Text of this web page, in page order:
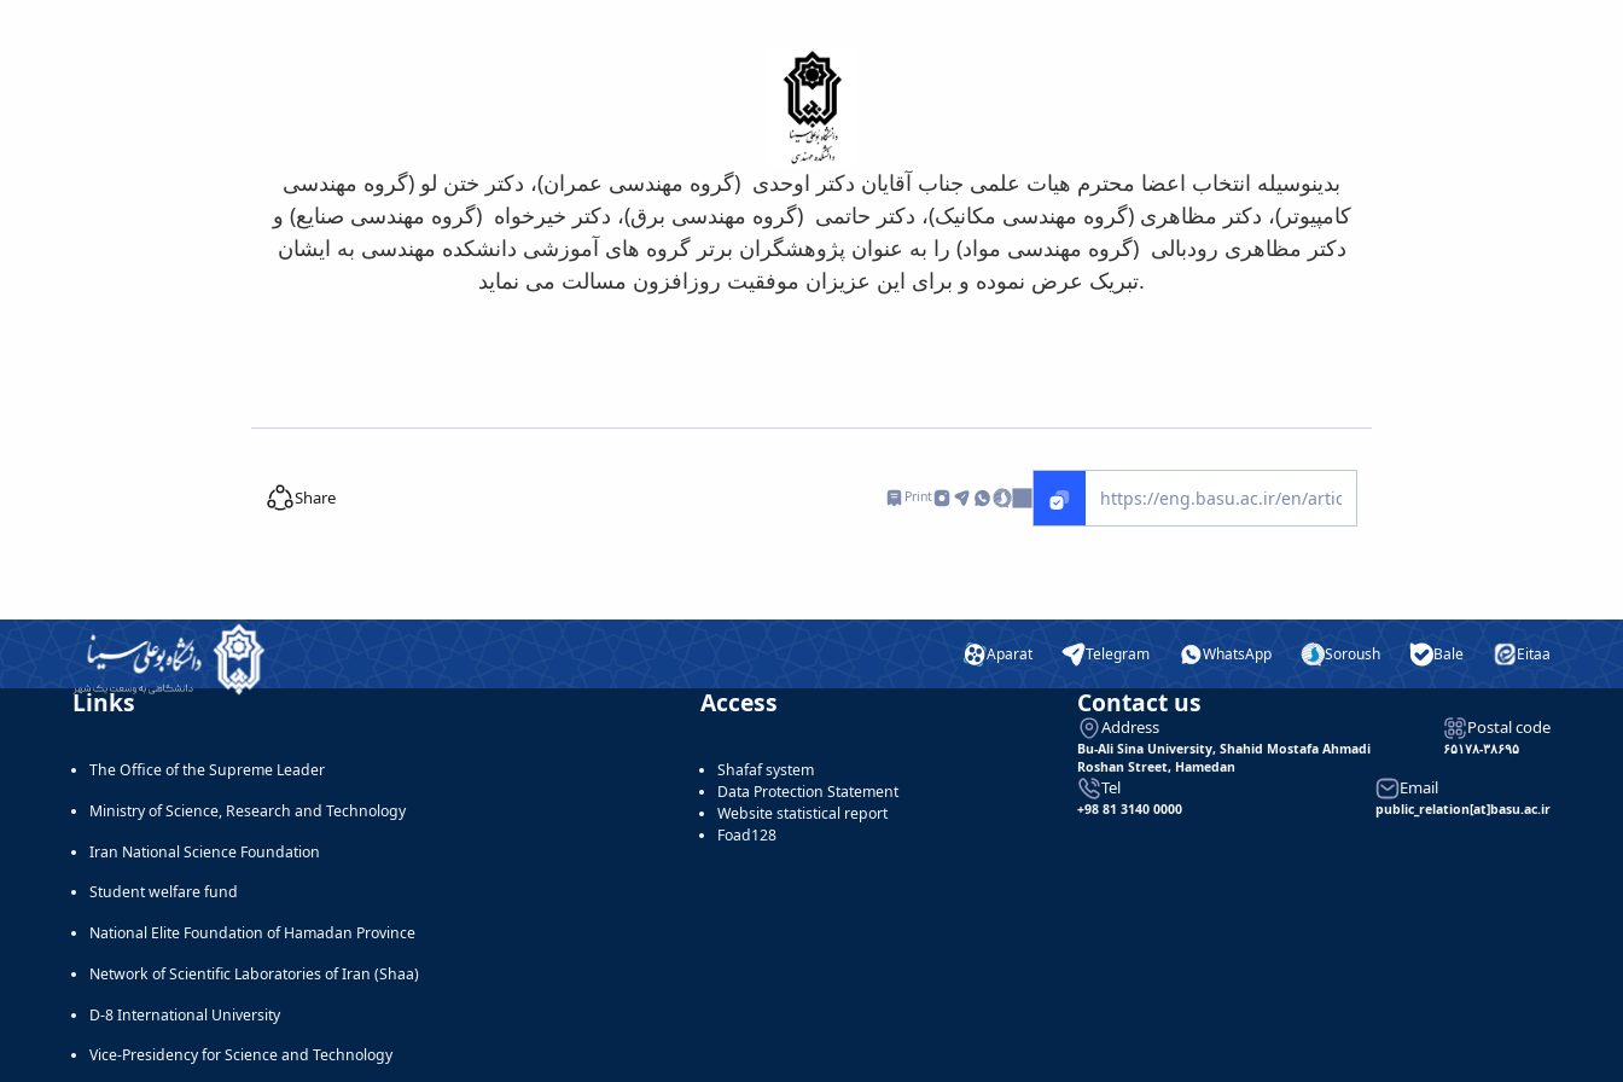
بدینوسیله انتخاب اعضا محترم هیات علمی جناب آقایان دکتر اوحدی (گروه مهندسی عمران)، دکتر ختن لو (گروه مهندسی
کامپیوتر)، دکتر مظاهری (گروه مهندسی مکانیک)، دکتر حاتمی (گروه مهندسی برق)، دکتر خیرخواه (گروه مهندسی صنایع) و
دکتر مظاهری رودبالی (گروه مهندسی مواد) را به عنوان پژوهشگران برتر گروه های آموزشی دانشکده مهندسی به ایشان
تبریک عرض نموده و برای این عزیزان موفقیت روزافزون مسالت می نماید.
Share Print
Aparat Telegram WhatsApp Soroush Bale Eitaa
Links
The Office of the Supreme Leader
Ministry of Science, Research and Technology
Iran National Science Foundation
Student welfare fund
National Elite Foundation of Hamadan Province
Network of Scientific Laboratories of Iran (Shaa)
D-8 International University
Vice-Presidency for Science and Technology
Access
Shafaf system
Data Protection Statement
Website statistical report
Foad128
Contact us
Address
Bu-Ali Sina University, Shahid Mostafa Ahmadi
Roshan Street, Hamedan
Postal code
۶۵۱۷۸-۳۸۶۹۵
Tel
+98 81 3140 0000
Email
public_relation[at]basu.ac.ir